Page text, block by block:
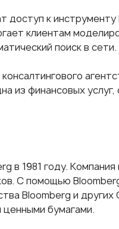
доступ к
клиентам
поиск в сети.
из финансовых
в 1981 году.
С помощью
Bloomberg и
ценными бумагами.